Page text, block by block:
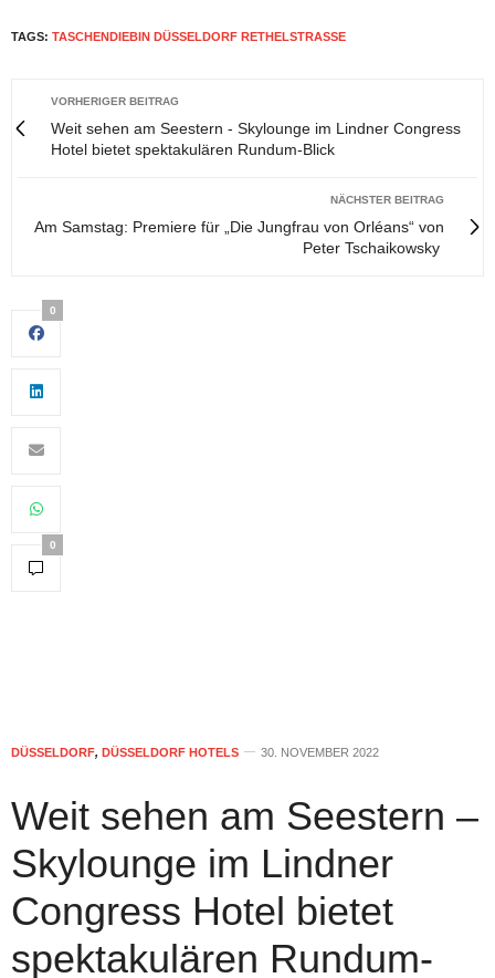
TAGS: TASCHENDIEBIN DÜSSELDORF RETHELSTRASSE
VORHERIGER BEITRAG
Weit sehen am Seestern - Skylounge im Lindner Congress
Hotel bietet spektakulären Rundum-Blick
NÄCHSTER BEITRAG
Am Samstag: Premiere für „Die Jungfrau von Orléans“ von
Peter Tschaikowsky
0
0
DÜSSELDORF, DÜSSELDORF HOTELS 30. NOVEMBER 2022
Weit sehen am Seestern –
Skylounge im Lindner
Congress Hotel bietet
spektakulären Rundum-